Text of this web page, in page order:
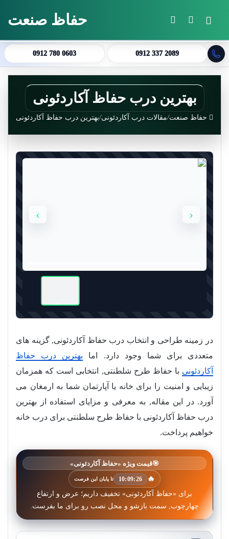
جستجو برای حفاظ صنعت
0912 780 0603 0912 337 2089
بهترین درب حفاظ آکاردئونی
حفاظ صنعت/مقالات درب آکاردئونی/بهترین درب حفاظ آکاردئونی
‹
›
در زمینه طراحی و انتخاب درب حفاظ آکاردئونی, گزینه های
متعددی برای شما وجود دارد. اما بهترین درب حفاظ
آکاردئونی با حفاظ طرح شلطنتی, انتخابی است که همزمان
زیبایی و امنیت را برای خانه یا آپارتمان شما به ارمغان می
آورد. در این مقاله, به معرفی و مزایای استفاده از بهترین
درب حفاظ آکاردئونی با حفاظ طرح سلطنتی برای درب خانه
خواهیم پرداخت.
🎯قیمت ویژه «حفاظ آکاردئونی»
🔥
10:09:24 تا پایان این فرصت
برای «حفاظ آکاردئونی» تخفیف داریم؛ عرض و ارتفاع
چهارچوب, سمت بازشو و محل نصب رو برای ما بفرست.